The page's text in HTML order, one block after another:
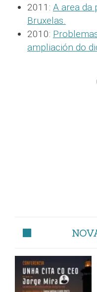
2011: A area da
Bruxelas.
2010:
ampliación do